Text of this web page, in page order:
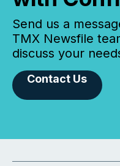
Send us a
TMX Newsfile
discuss your
Contact Us